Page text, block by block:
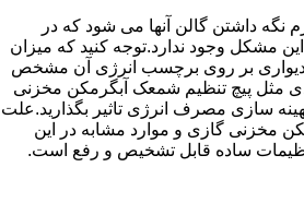
نگه داشتن گالن آنها می شود که در
مشکل وجود ندارد.توجه کنید که میزان
بر روی برچسب انرژی آن مشخص
مثل پیچ تنظیم شمعک آبگرمکن مخزنی
سازی مصرف انرژی تاثیر بگذارید.علت
مخزنی گازی و موارد مشابه در این
ساده قابل تشخیص و رفع است.